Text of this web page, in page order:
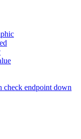
check endpoint down